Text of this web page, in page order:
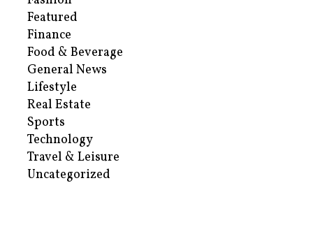
Featured
Finance
Food & Beverage
General News
Lifestyle
Real Estate
Sports
Technology
Travel & Leisure
Uncategorized